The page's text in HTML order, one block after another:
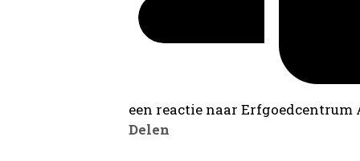
een reactie naar
Delen